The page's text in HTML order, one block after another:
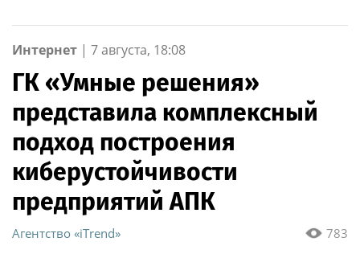
Андрея Малышева (
Интернет | 7 августа, 18:08
ГК «Умные решения»
представила комплексный
подход построения
киберустойчивости
предприятий АПК
783
Агентство «iTrend»